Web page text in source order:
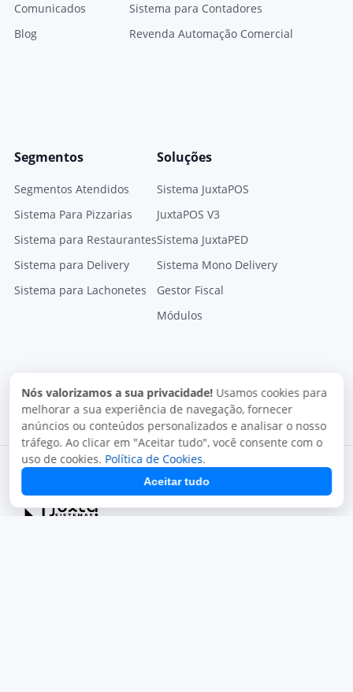
Comunicados
Blog
Sistema para Contadores
Revenda Automação Comercial
Segmentos
Segmentos Atendidos
Sistema Para Pizzarias
Sistema para Restaurantes
Sistema para Delivery
Sistema para Lachonetes
Soluções
Sistema JuxtaPOS
JuxtaPOS V3
Sistema JuxtaPED
Sistema Mono Delivery
Gestor Fiscal
Módulos
Nós valorizamos a sua privacidade! Usamos cookies para
melhorar a sua experiência de navegação, fornecer
anúncios ou conteúdos personalizados e analisar o nosso
tráfego. Ao clicar em "Aceitar tudo", você consente com o
uso de cookies. Política de Cookies.
Aceitar tudo